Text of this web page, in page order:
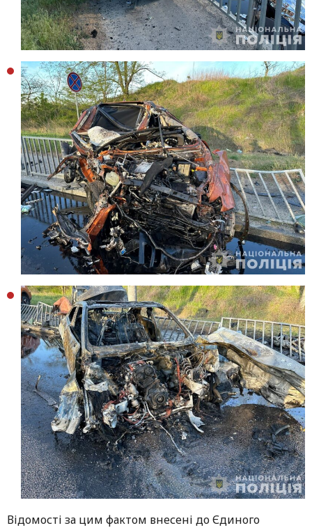
Відомості за цим фактом внесені до Єдиного